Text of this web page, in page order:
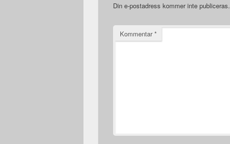
Din e-postadress kommer inte publiceras.
Kommentar*